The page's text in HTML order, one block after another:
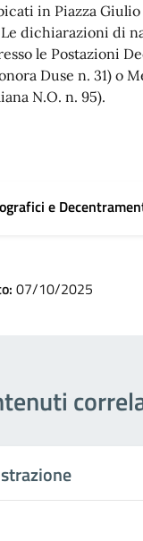
in Piazza Giulio
dichiarazioni di
le Postazioni
Duse n. 31) o
N.O. n. 95).
e
07/10/2025